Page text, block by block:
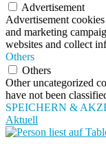
Advertisement
Advertisement
and marketing
websites and collect
Others
Others
Other uncategorized
have not been
SPEICHERN &
Aktuell